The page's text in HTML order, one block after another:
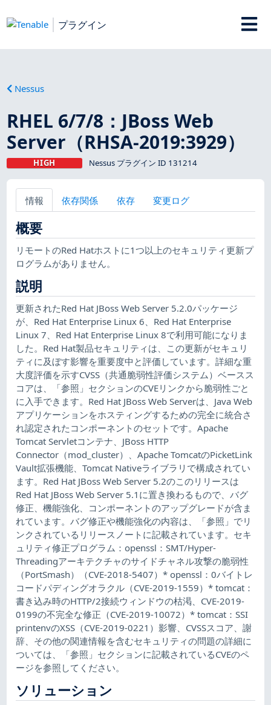
プラグイン
Nessus
RHEL 6/7/8：JBoss Web
Server（RHSA-2019:3929）
HIGH Nessus プラグイン ID 131214
情報 依存関係 依存 変更ログ
概要
リモートのRed Hatホストに1つ以上のセキュリティ更新プ
ログラムがありません。
説明
更新されたRed Hat JBoss Web Server 5.2.0パッケージ
が、Red Hat Enterprise Linux 6、Red Hat Enterprise
Linux 7、Red Hat Enterprise Linux 8で利用可能になりま
した。Red Hat製品セキュリティは、この更新がセキュリ
ティに及ぼす影響を重要度中と評価しています。詳細な重
大度評価を示すCVSS（共通脆弱性評価システム）ベースス
コアは、「参照」セクションのCVEリンクから脆弱性ごと
に入手できます。Red Hat JBoss Web Serverは、Java Web
アプリケーションをホスティングするための完全に統合さ
れ認定されたコンポーネントのセットです。Apache
Tomcat Servletコンテナ、JBoss HTTP
Connector（mod_cluster）、Apache TomcatのPicketLink
Vault拡張機能、Tomcat Nativeライブラリで構成されてい
ます。Red Hat JBoss Web Server 5.2のこのリリースは
Red Hat JBoss Web Server 5.1に置き換わるもので、バグ
修正、機能強化、コンポーネントのアップグレードが含ま
れています。バグ修正や機能強化の内容は、「参照」でリ
ンクされているリリースノートに記載されています。セキ
ュリティ修正プログラム：openssl：SMT/Hyper-
Threadingアーキテクチャのサイドチャネル攻撃の脆弱性
（PortSmash）（CVE-2018-5407）* openssl：0バイトレ
コードパディングオラクル（CVE-2019-1559）* tomcat：
書き込み時のHTTP/2接続ウィンドウの枯渇、CVE-2019-
0199の不完全な修正（CVE-2019-10072）* tomcat：SSI
printenvのXSS（CVE-2019-0221）影響、CVSSスコア、謝
辞、その他の関連情報を含むセキュリティの問題の詳細に
ついては、「参照」セクションに記載されているCVEのペ
ージを参照してください。
ソリューション